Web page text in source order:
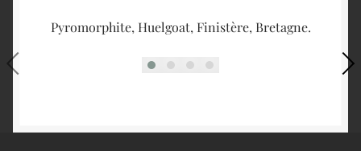
Pyromorphite, Huelgoat, Finistère, Bretagne.